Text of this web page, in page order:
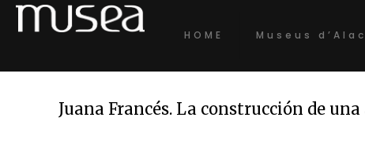
HOME Museus
Juana Francés. La construcción de